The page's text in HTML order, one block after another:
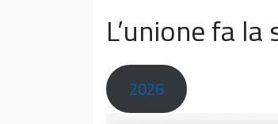
L’unione fa
2026